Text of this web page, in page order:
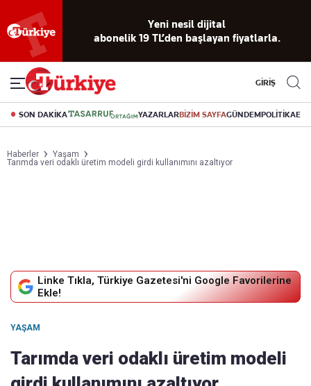
okuma
deneyimi
dijital arşiv
Akıllı haber
asistanı
Eski gazeteleri
indirme
canlı soru
cevap
GİRİŞ
SON DAKİKA YAZARLARBİZİM SAYFAGÜNDEMPOLİTİKA
Haberler
Yaşam
Tarımda veri odaklı üretim modeli girdi kullanımını azaltıyor
Linke Tıkla, Türkiye Gazetesi'ni Google Favorilerine
Ekle!
YAŞAM
Tarımda veri odaklı üretim modeli